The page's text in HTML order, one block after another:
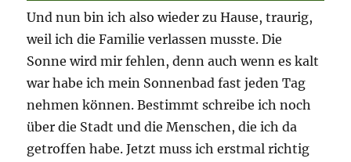
Und nun bin ich also wieder zu Hause, traurig,
weil ich die Familie verlassen musste. Die
Sonne wird mir fehlen, denn auch wenn es kalt
war habe ich mein Sonnenbad fast jeden Tag
nehmen können. Bestimmt schreibe ich noch
über die Stadt und die Menschen, die ich da
getroffen habe. Jetzt muss ich erstmal richtig